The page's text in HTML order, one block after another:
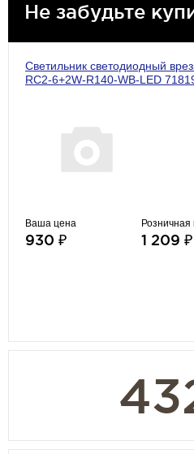
Не забудьте
Светильник светодиодный
RC2-6+2W-R140-WB-LED
Ваша цена
930 ₽
Розничная
1 209 ₽